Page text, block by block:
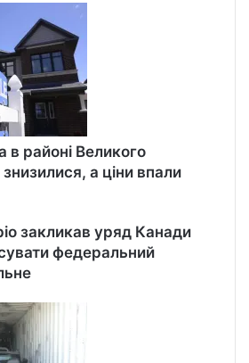
в районі Великого
а ціни впали
закликав уряд Канади
федеральний